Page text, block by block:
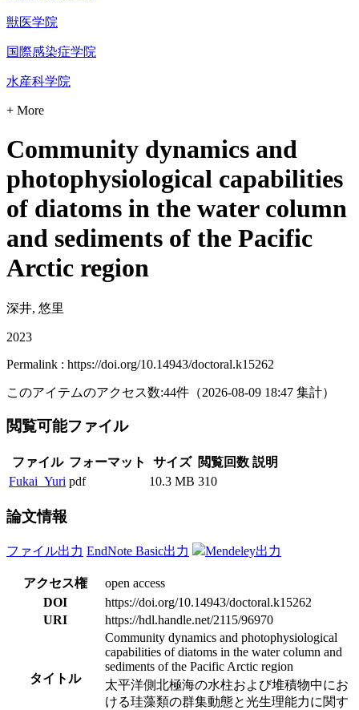
獣医学院
国際感染症学院
水産科学院
+ More
Community dynamics and
photophysiological capabilities
of diatoms in the water column
and sediments of the Pacific
Arctic region
深井, 悠里
2023
Permalink : https://doi.org/10.14943/doctoral.k15262
このアイテムのアクセス数:44件 （2026-08-09 18:47 集計）
閲覧可能ファイル
ファイル フォーマット サイズ 閲覧回数 説明
Fukai_Yuri pdf 10.3 MB 310
論文情報
ファイル出力 EndNote Basic出力 Mendeley出力
アクセス権
open access
DOI
https://doi.org/10.14943/doctoral.k15262
URI
https://hdl.handle.net/2115/96970
タイトル
Community dynamics and photophysiological
capabilities of diatoms in the water column and
sediments of the Pacific Arctic region
太平洋側北極海の水柱および堆積物中にお
ける珪藻類の群集動態と光生理能力に関す